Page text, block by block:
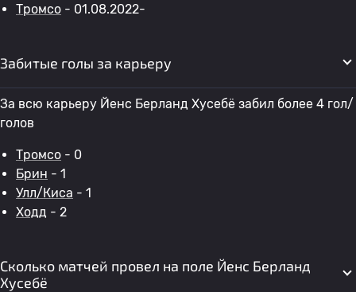
Тромсо - 01.08.2022-
Забитые голы за карьеру
За всю карьеру Йенс Берланд Хусебё забил более 4 гол/
голов
Тромсо - 0
Брин - 1
Улл/Киса - 1
Ходд - 2
Сколько матчей провел на поле Йенс Берланд
Хусебё